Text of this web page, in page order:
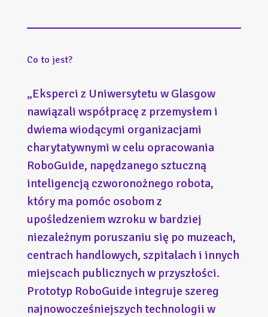
Co to jest?
„Eksperci z Uniwersytetu w Glasgow
nawiązali współpracę z przemysłem i
dwiema wiodącymi organizacjami
charytatywnymi w celu opracowania
RoboGuide, napędzanego sztuczną
inteligencją czworonożnego robota,
który ma pomóc osobom z
upośledzeniem wzroku w bardziej
niezależnym poruszaniu się po muzeach,
centrach handlowych, szpitalach i innych
miejscach publicznych w przyszłości.
Prototyp RoboGuide integruje szereg
najnowocześniejszych technologii w